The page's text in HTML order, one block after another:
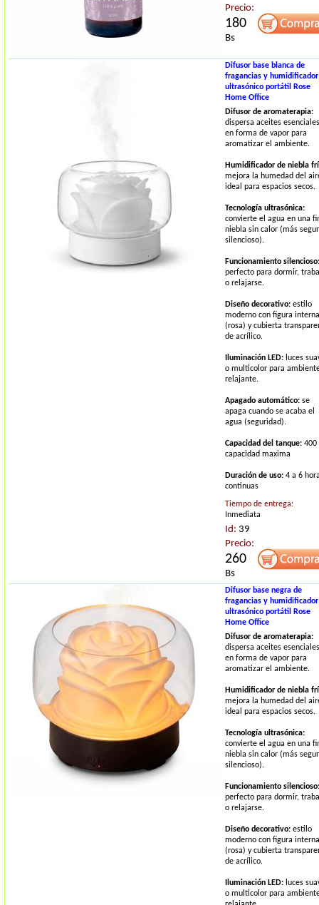
Precio:
180
Bs
Difusor base blanca de
fragancias y humidificador
ultrasónico portátil Rose
Home Office
Difusor de aromaterapia:
dispersa aceites esenciales
en forma de vapor para
aromatizar el ambiente.
Humidificador de niebla
mejora la humedad del
ideal para espacios secos.
Tecnología ultrasónica:
convierte el agua en una
niebla sin calor (más
silencioso).
Funcionamiento silencioso:
perfecto para dormir,
o relajarse.
Diseño decorativo: estilo
moderno con figura interna
(rosa) y cubierta
de acrílico.
Iluminación LED: luces
o multicolor para
relajante.
Apagado automático: se
apaga cuando se acaba el
agua (seguridad).
Capacidad del tanque: 400
capacidad maxima
Duración de uso: 4 a 6
continuas
Tiempo de entrega:
Inmediata
Id: 39
Precio:
260
Bs
Difusor base negra de
fragancias y humidificador
ultrasónico portátil Rose
Home Office
Difusor de aromaterapia:
dispersa aceites esenciales
en forma de vapor para
aromatizar el ambiente.
Humidificador de niebla
mejora la humedad del
ideal para espacios secos.
Tecnología ultrasónica:
convierte el agua en una
niebla sin calor (más
silencioso).
Funcionamiento silencioso:
perfecto para dormir,
o relajarse.
Diseño decorativo: estilo
moderno con figura interna
(rosa) y cubierta
de acrílico.
Iluminación LED: luces
o multicolor para